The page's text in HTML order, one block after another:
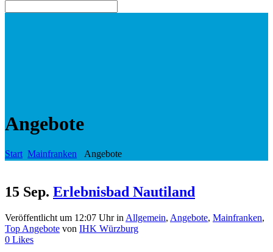
Angebote
Start Mainfranken Angebote
15 Sep. Erlebnisbad Nautiland
Veröffentlicht um 12:07 Uhrin Allgemein, Angebote, Mainfranken,
Top Angebote von IHK Würzburg
0 Likes